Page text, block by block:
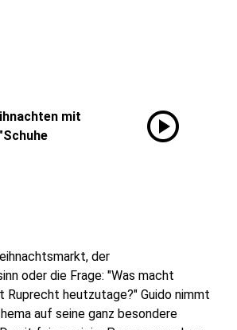
mit
play_circle
der
oder die Frage: "Was macht
Ruprecht heutzutage?" Guido nimmt
auf seine ganz besondere